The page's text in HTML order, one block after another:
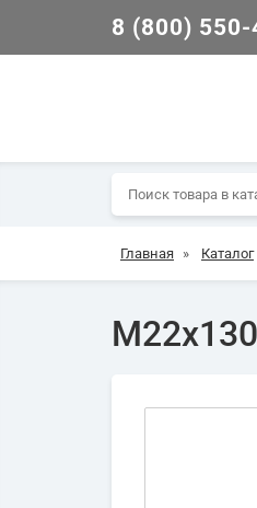
8 (800) 550-
Главная » Каталог